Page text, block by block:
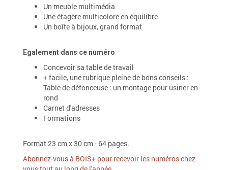
Un meuble multimédia
Une étagère multicolore en équilibre
Un boîte à bijoux, grand format
Egalement dans ce numéro
Concevoir sa table de travail
+ facile, une rubrique pleine de bons conseils :
Table de défonceuse : un montage pour usiner en
rond
Carnet d'adresses
Formations
Format 23 cm x 30 cm - 64 pages.
Abonnez-vous à BOIS+ pour recevoir les numéros chez